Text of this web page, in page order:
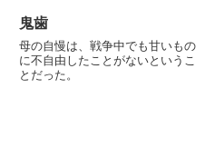
鬼歯
母の自慢は、戦争中でも甘いもの
に不自由したことがないというこ
とだった。